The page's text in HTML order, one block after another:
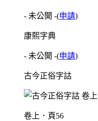
- 未公開 -(申請)
康熙字典
- 未公開 -(申請)
古今正俗字詁
卷上．頁56